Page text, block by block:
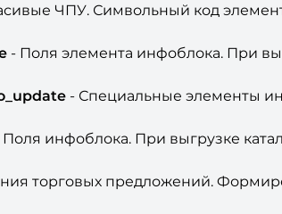
ЧПУ. Символьный код
- Поля элемента инфоблока. При
- Специальные элементы
Поля инфоблока. При выгрузке
торговых предложений.